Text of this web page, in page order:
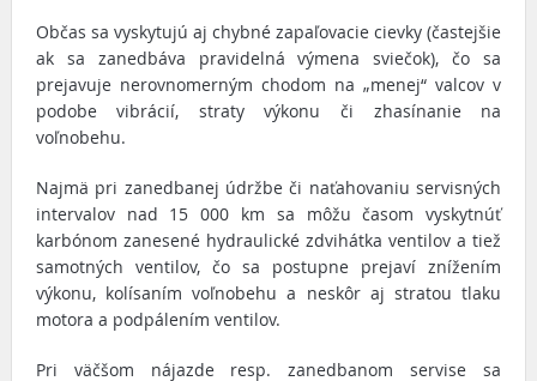
Občas sa vyskytujú aj chybné zapaľovacie cievky (častejšie
ak sa zanedbáva pravidelná výmena sviečok), čo sa
prejavuje nerovnomerným chodom na „menej“ valcov v
podobe vibrácií, straty výkonu či zhasínanie na
voľnobehu.
Najmä pri zanedbanej údržbe či naťahovaniu servisných
intervalov nad 15 000 km sa môžu časom vyskytnúť
karbónom zanesené hydraulické zdvihátka ventilov a tiež
samotných ventilov, čo sa postupne prejaví znížením
výkonu, kolísaním voľnobehu a neskôr aj stratou tlaku
motora a podpálením ventilov.
Pri väčšom nájazde resp. zanedbanom servise sa